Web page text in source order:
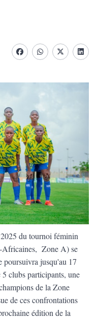
FacebookwhatsappTwitter
du tournoi féminin
Africaines, Zone A) se
jusqu'au 17
clubs participants, une
de la Zone
de ces confrontations
édition de la